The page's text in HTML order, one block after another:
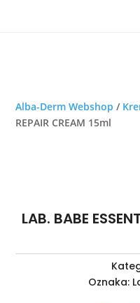
Alba-Derm Webshop /
REPAIR CREAM 15ml
LAB. BABE
Oznaka: